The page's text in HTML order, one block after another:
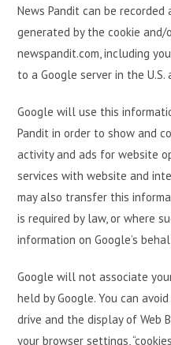
News Pandit can be
generated by the cookie and/
newspandit.com, including
to a Google server in the
Google will use this
Pandit in order to show and
activity and ads for website
services with website and
may also transfer this
is required by law, or where
information on Google’s
Google will not associate
held by Google. You can
drive and the display of Web
your browser settings,